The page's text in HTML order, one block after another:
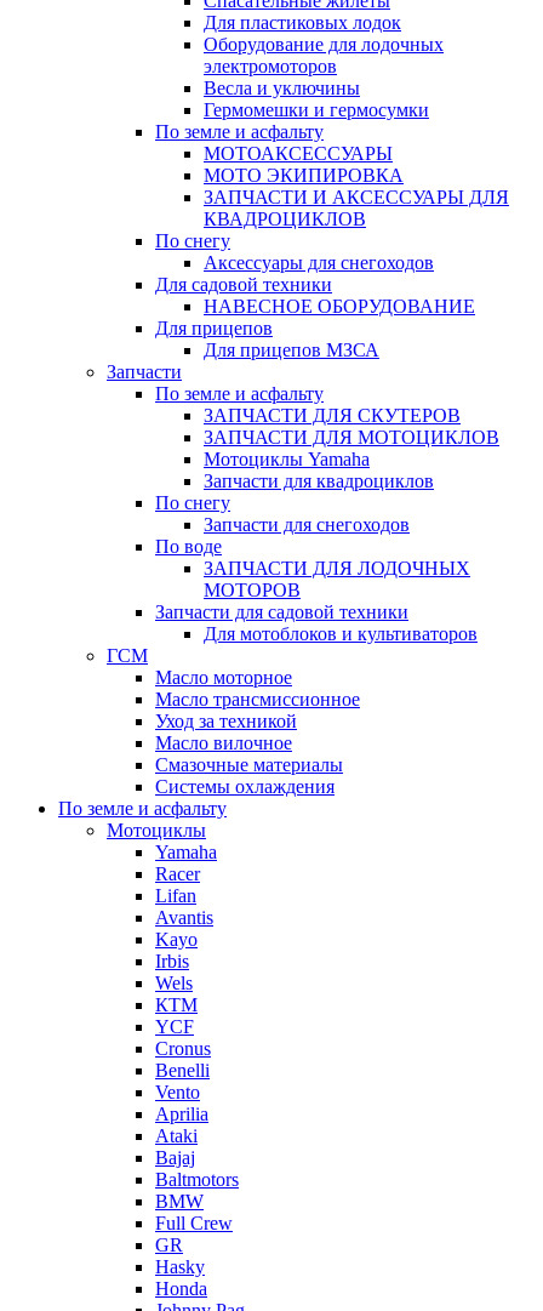
Для пластиковых лодок
Оборудование для лодочных
электромоторов
Весла и уключины
Гермомешки и гермосумки
По земле и асфальту
МОТОАКСЕССУАРЫ
МОТО ЭКИПИРОВКА
ЗАПЧАСТИ И АКСЕССУАРЫ ДЛЯ
КВАДРОЦИКЛОВ
По снегу
Аксессуары для снегоходов
Для садовой техники
НАВЕСНОЕ ОБОРУДОВАНИЕ
Для прицепов
Для прицепов МЗСА
Запчасти
По земле и асфальту
ЗАПЧАСТИ ДЛЯ СКУТЕРОВ
ЗАПЧАСТИ ДЛЯ МОТОЦИКЛОВ
Мотоциклы Yamaha
Запчасти для квадроциклов
По снегу
Запчасти для снегоходов
По воде
ЗАПЧАСТИ ДЛЯ ЛОДОЧНЫХ
МОТОРОВ
Запчасти для садовой техники
Для мотоблоков и культиваторов
ГСМ
Масло моторное
Масло трансмиссионное
Уход за техникой
Масло вилочное
Смазочные материалы
Системы охлаждения
По земле и асфальту
Мотоциклы
Yamaha
Racer
Lifan
Avantis
Kayo
Irbis
Wels
КТМ
YCF
Cronus
Benelli
Vento
Aprilia
Ataki
Bajaj
Baltmotors
BMW
Full Crew
GR
Hasky
Honda